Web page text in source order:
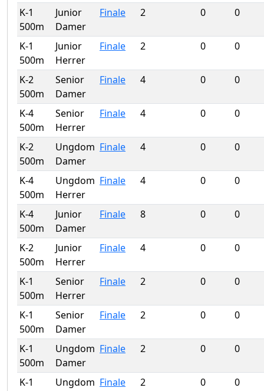
K-1
500m
Junior
Damer
Finale 2 0 0
K-1
500m
Junior
Herrer
Finale 2 0 0
K-2
500m
Senior
Damer
Finale 4 0 0
K-4
500m
Senior
Herrer
Finale 4 0 0
K-2
500m
Ungdom
Damer
Finale 4 0 0
K-4
500m
Ungdom
Herrer
Finale 4 0 0
K-4
500m
Junior
Damer
Finale 8 0 0
K-2
500m
Junior
Herrer
Finale 4 0 0
K-1
500m
Senior
Herrer
Finale 2 0 0
K-1
500m
Senior
Damer
Finale 2 0 0
K-1
500m
Ungdom
Damer
Finale 2 0 0
K-1
Ungdom Finale 2 0 0